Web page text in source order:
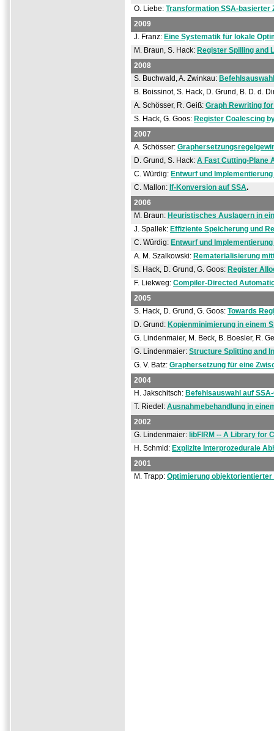
O. Liebe: Transformation SSA-basierter
2009
J. Franz: Eine Systematik für lokale
M. Braun, S. Hack: Register Spilling and
2008
S. Buchwald, A. Zwinkau:
B. Boissinot, S. Hack, D. Grund, B. D. d.
A. Schösser, R. Geiß: Graph Rewriting
S. Hack, G. Goos: Register Coalescing
2007
A. Schösser:
D. Grund, S. Hack: A Fast Cutting-Plane
C. Würdig: Entwurf und
C. Mallon: If-Konversion auf SSA.
2006
M. Braun: Heuristisches Auslagern in
J. Spallek: Effiziente Speicherung und
C. Würdig: Entwurf und
A. M. Szalkowski: Rematerialisierung
S. Hack, D. Grund, G. Goos: Register
F. Liekweg: Compiler-Directed
2005
S. Hack, D. Grund, G. Goos: Towards
D. Grund: Kopienminimierung in einem
G. Lindenmaier, M. Beck, B. Boesler, R.
G. Lindenmaier: Structure Splitting and
G. V. Batz: Graphersetzung für eine
2004
H. Jakschitsch: Befehlsauswahl auf
T. Riedel: Ausnahmebehandlung in
2002
G. Lindenmaier: libFIRM -- A Library for
H. Schmid: Explizite Interprozedurale
2001
M. Trapp: Optimierung